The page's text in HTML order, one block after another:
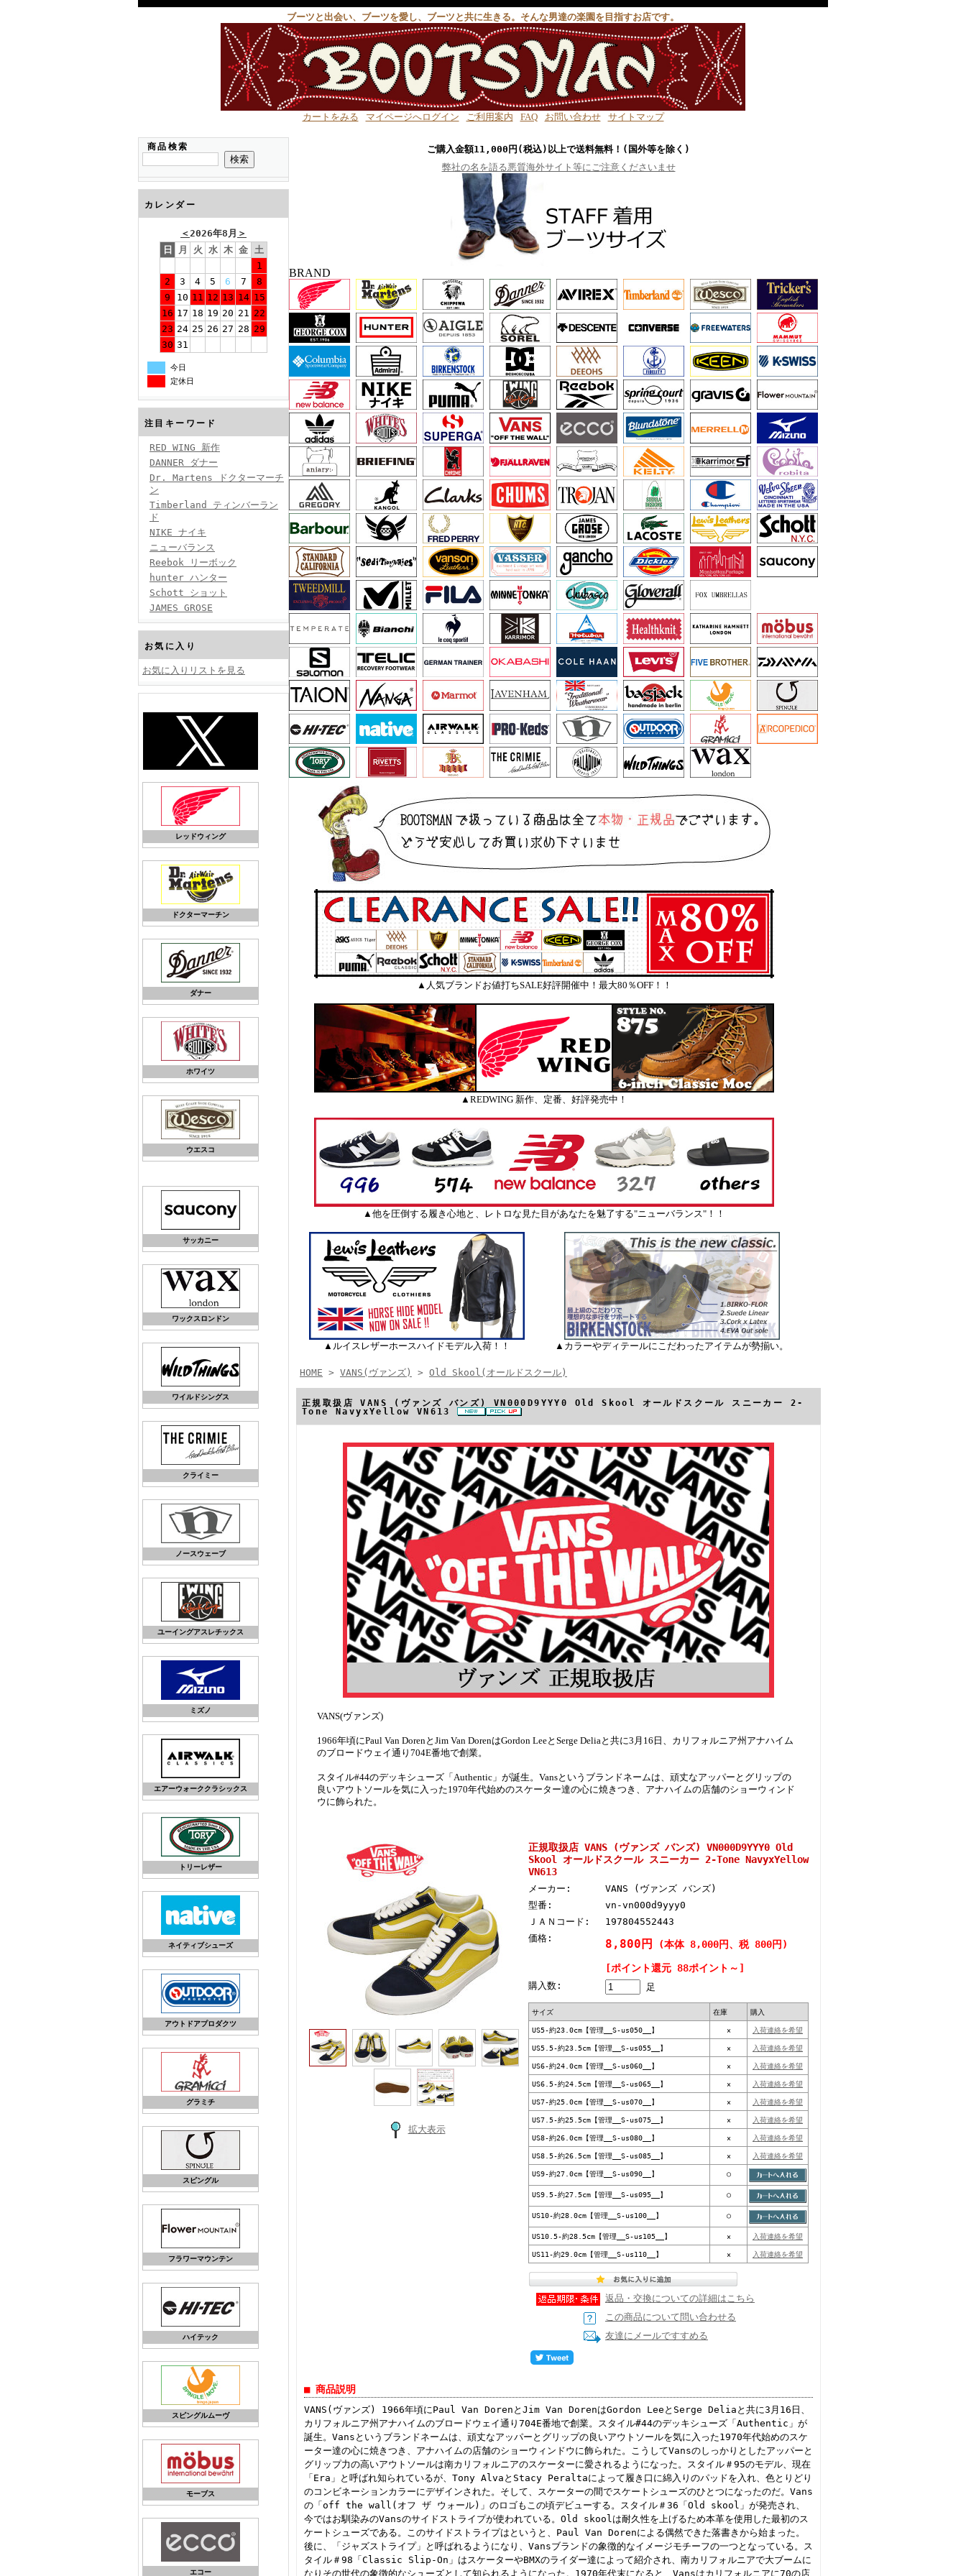
ブーツと出会い、ブーツを愛し、ブーツと共に生きる。そんな男達の楽園を目指すお店です。
カートをみる マイページへログイン ご利用案内 FAQ お問い合わせ サイトマップ
商品検索
カレンダー
＜2026年8月 ＞
日
月 火 水 木 金 土
1
2
3 4 5 6 7
8
9
10 11 12 13 14 15
16 17 18 19 20 21 22
23 24 25 26 27 28 29
30 31
今日
定休日
注目キーワード
RED WING 新作
DANNER ダナー
Dr. Martens ドクターマーチ
ン
Timberland ティンバーラン
ド
NIKE ナイキ
ニューバランス
Reebok リーボック
hunter ハンター
Schott ショット
JAMES GROSE
お気に入り
お気に入りリストを見る
レッドウィング
ドクターマーチン
ダナー
ホワイツ
ウエスコ
サッカニー
ワックスロンドン
ワイルドシングス
クライミー
ノースウェーブ
ユーイングアスレチックス
ミズノ
エアーウォーククラシックス
トリーレザー
ネイティブシューズ
アウトドアプロダクツ
グラミチ
スピングル
フラワーマウンテン
ハイテック
スピングルムーヴ
モーブス
エコー
ご購入金額11,000円(税込)以上で送料無料！(国外等を除く)
弊社の名を語る悪質海外サイト等にご注意くださいませ
BRAND
▲人気ブランドお値打ちSALE好評開催中！最大80％OFF！！
▲REDWING 新作、定番、好評発売中！
▲他を圧倒する履き心地と、レトロな見た目があなたを魅了する"ニューバランス"！！
▲ルイスレザーホースハイドモデル入荷！！ ▲カラーやディテールにこだわったアイテムが勢揃い。
HOME > VANS(ヴァンズ) > Old Skool(オールドスクール)
正規取扱店 VANS (ヴァンズ バンズ) VN000D9YYY0 Old Skool オールドスクール スニーカー 2-
Tone NavyxYellow VN613
VANS(ヴァンズ)
1966年頃にPaul Van DorenとJim Van DorenはGordon LeeとSerge Deliaと共に3月16日、カリフォルニア州アナハイム
のブロードウェイ通り704E番地で創業。
スタイル#44のデッキシューズ「Authentic」が誕生。Vansというブランドネームは、頑丈なアッパーとグリップの
良いアウトソールを気に入った1970年代始めのスケーター達の心に焼きつき、アナハイムの店舗のショーウィンド
ウに飾られた。
拡大表示
正規取扱店 VANS (ヴァンズ バンズ) VN000D9YYY0 Old
Skool オールドスクール スニーカー 2-Tone NavyxYellow
VN613
メーカー:
VANS (ヴァンズ バンズ)
型番:
vn-vn000d9yyy0
ＪＡＮコード:
197804552443
価格:
8,800円 (本体 8,000円、税 800円)
[ポイント還元 88ポイント～]
購入数: 足
サイズ 在庫 購入
US5-約23.0cm【管理__S-us050__】 × 入荷連絡を希望
US5.5-約23.5cm【管理__S-us055__】 × 入荷連絡を希望
US6-約24.0cm【管理__S-us060__】 × 入荷連絡を希望
US6.5-約24.5cm【管理__S-us065__】 × 入荷連絡を希望
US7-約25.0cm【管理__S-us070__】 × 入荷連絡を希望
US7.5-約25.5cm【管理__S-us075__】 × 入荷連絡を希望
US8-約26.0cm【管理__S-us080__】 × 入荷連絡を希望
US8.5-約26.5cm【管理__S-us085__】 × 入荷連絡を希望
US9-約27.0cm【管理__S-us090__】 ○
US9.5-約27.5cm【管理__S-us095__】 ○
US10-約28.0cm【管理__S-us100__】 ○
US10.5-約28.5cm【管理__S-us105__】 × 入荷連絡を希望
US11-約29.0cm【管理__S-us110__】 × 入荷連絡を希望
返品・交換についての詳細はこちら
この商品について問い合わせる
友達にメールですすめる
■ 商品説明
VANS(ヴァンズ) 1966年頃にPaul Van DorenとJim Van DorenはGordon LeeとSerge Deliaと共に3月16日、
カリフォルニア州アナハイムのブロードウェイ通り704E番地で創業。スタイル#44のデッキシューズ「Authentic」が
誕生。Vansというブランドネームは、頑丈なアッパーとグリップの良いアウトソールを気に入った1970年代始めのスケ
ーター達の心に焼きつき、アナハイムの店舗のショーウィンドウに飾られた。こうしてVansのしっかりとしたアッパーと
グリップ力の高いアウトソールは南カリフォルニアのスケーターに愛されるようになった。スタイル＃95のモデル、現在
「Era」と呼ばれ知られているが、Tony AlvaとStacy Peraltaによって履き口に綿入りのパッドを入れ、色とりどり
のコンビネーションカラーにデザインされた。そして、スケーターの間でスケートシューズのひとつになったのだ。Vans
の「off the wall(オフ ザ ウォール)」のロゴもこの頃デビューする。スタイル＃36「Old skool」が発売され、
今ではお馴染みのVansのサイドストライプが使われている。Old skoolは耐久性を上げるため本革を使用した最初のス
ケートシューズである。このサイドストライプはというと、Paul Van Dorenによる偶然できた落書きから始まった。
後に、「ジャズストライプ」と呼ばれるようになり、Vansブランドの象徴的なイメージモチーフの一つとなっている。ス
タイル＃98「Classic Slip-On」はスケーターやBMXのライダー達によって紹介され、南カリフォルニアで大ブームに
なりその世代の象徴的なシューズとして知られるようになった。1970年代末になると、Vansはカリフォルニアに70の店